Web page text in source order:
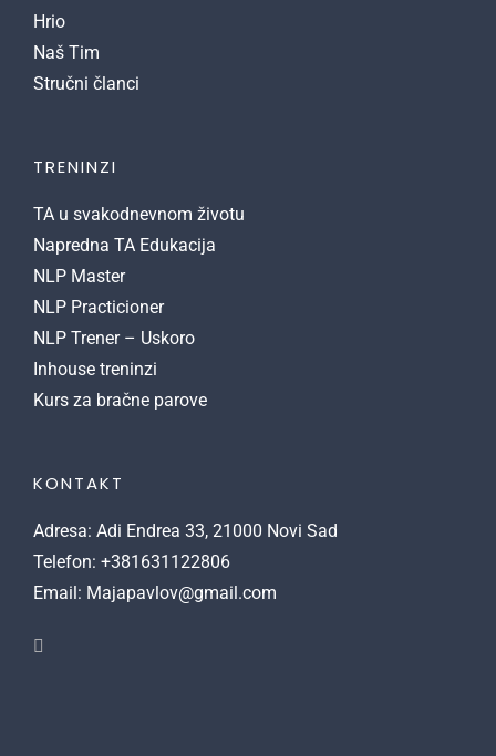
Hrio
Naš Tim
Stručni članci
TRENINZI
TA u svakodnevnom životu
Napredna TA Edukacija
NLP Master
NLP Practicioner
NLP Trener – Uskoro
Inhouse treninzi
Kurs za bračne parove
KONTAKT
Adresa: Adi Endrea 33, 21000 Novi Sad
Telefon: +381631122806
Email: Majapavlov@gmail.com